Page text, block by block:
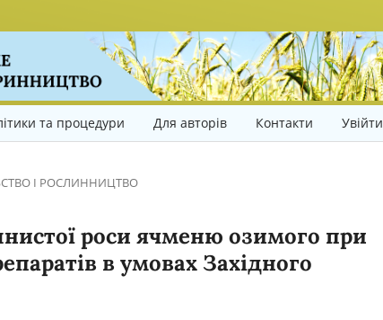
та процедури Для авторів Контакти Увійти
І РОСЛИННИЦТВО
роси ячменю озимого при
в умовах Західного